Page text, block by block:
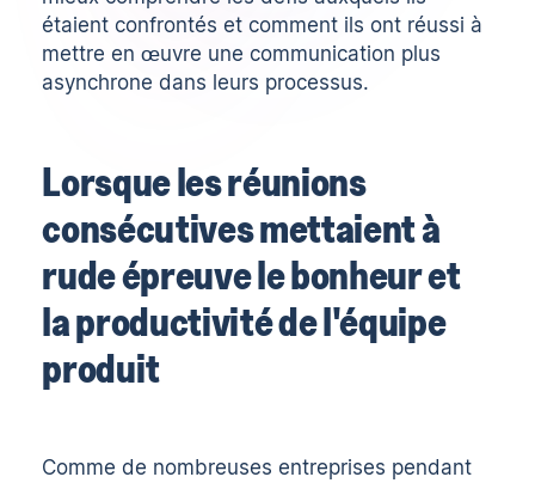
étaient confrontés et comment ils ont réussi à
mettre en œuvre une communication plus
asynchrone dans leurs processus.
Lorsque les réunions
consécutives mettaient à
rude épreuve le bonheur et
la productivité de l'équipe
produit
Comme de nombreuses entreprises pendant